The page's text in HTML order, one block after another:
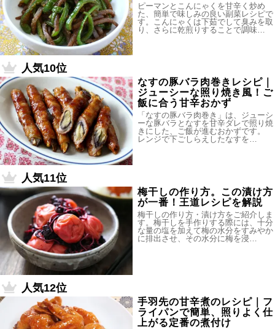
ピーマンとこんにゃくを甘辛く炒め
た、簡単で味しみの良い副菜レシピで
す。こんにゃくは下茹でして臭みを取
り、さらに乾煎りすることで調味…
人気10位
なすの豚バラ肉巻きレシピ｜
ジューシーな照り焼き風！ご
飯に合う甘辛おかず
「なすの豚バラ肉巻き」は、ジューシ
ーな豚バラとなすを甘辛ダレで照り焼
きにした、ご飯が進むおかずです。
レンジで下ごしらえしたなすを…
人気11位
梅干しの作り方。この漬け方
が一番！王道レシピを解説
梅干しの作り方・漬け方をご紹介しま
す。梅干しを手作りする際には、十分
な量の塩を加えて梅の水分をすみやか
に排出させ、その水分に梅を浸…
人気12位
手羽先の甘辛煮のレシピ｜フ
ライパンで簡単、照りよく仕
上がる定番の煮付け